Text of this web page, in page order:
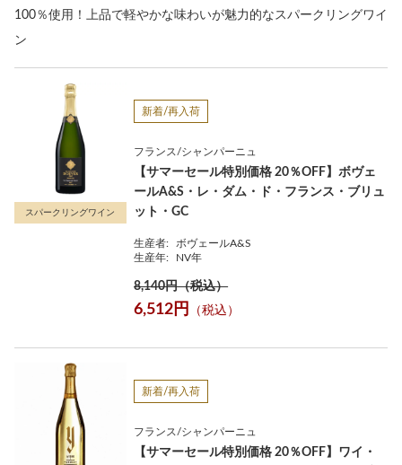
100％使用！上品で軽やかな味わいが魅力的なスパークリングワイ
ン
スパークリングワイン
新着/再入荷
フランス/シャンパーニュ
【サマーセール特別価格 20％OFF】ボヴェ
ールA&S・レ・ダム・ド・フランス・ブリュ
ット・GC
生産者:
ボヴェールA&S
生産年:
NV年
8,140円（税込）
6,512円 （税込）
新着/再入荷
フランス/シャンパーニュ
【サマーセール特別価格 20％OFF】ワイ・